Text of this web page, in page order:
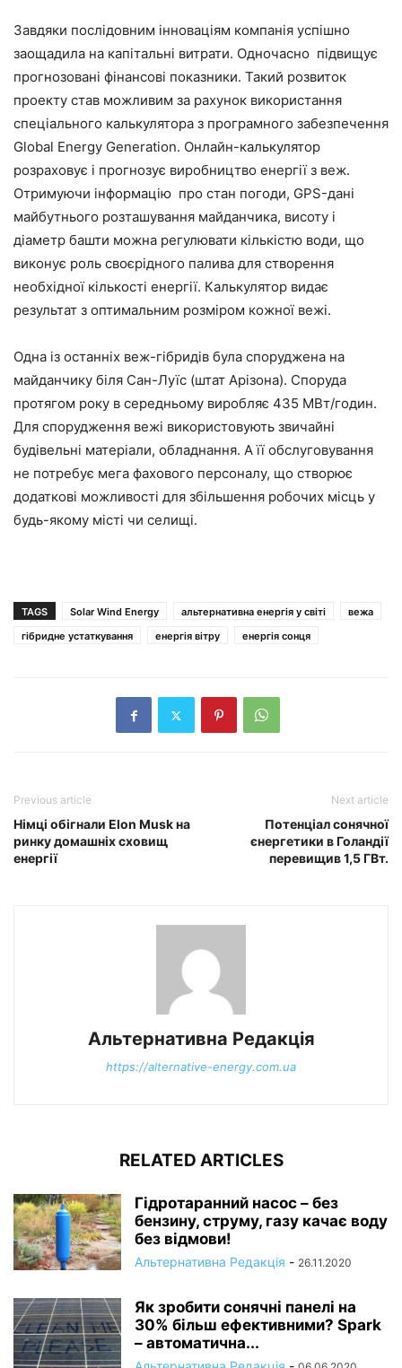
Завдяки послідовним інноваціям компанія успішно
заощадила на капітальні витрати. Одночасно підвищує
прогнозовані фінансові показники. Такий розвиток
проекту став можливим за рахунок використання
спеціального калькулятора з програмного забезпечення
Global Energy Generation. Онлайн-калькулятор
розраховує і прогнозує виробництво енергії з веж.
Отримуючи інформацію про стан погоди, GPS-дані
майбутнього розташування майданчика, висоту і
діаметр башти можна регулювати кількістю води, що
виконує роль своєрідного палива для створення
необхідної кількості енергії. Калькулятор видає
результат з оптимальним розміром кожної вежі.
Одна із останніх веж-гібридів була споруджена на
майданчику біля Сан-Луїс (штат Арізона). Споруда
протягом року в середньому виробляє 435 МВт/годин.
Для спорудження вежі використовують звичайні
будівельні матеріали, обладнання. А її обслуговування
не потребує мега фахового персоналу, що створює
додаткові можливості для збільшення робочих місць у
будь-якому місті чи селищі.
TAGS Solar Wind Energy альтернативна енергія у світі
вежа
гібридне устаткування
енергія вітру енергія сонця
Previous article
Німці обігнали Elon Musk на
ринку домашніх сховищ
енергії
Next article
Потенціал сонячної
єнергетики в Голандії
перевищив 1,5 ГВт.
Альтернативна Редакція
https://alternative-energy.com.ua
RELATED ARTICLES
Гідротаранний насос – без
бензину, струму, газу качає воду
без відмови!
Альтернативна Редакція - 26.11.2020
Як зробити сонячні панелі на
30% більш ефективними? Spark
– автоматична...